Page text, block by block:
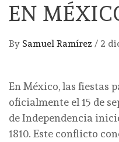
EN
By Samuel Ramírez / 2
En México, las fiestas
oficialmente el 15 de
de Independencia
1810. Este conflicto